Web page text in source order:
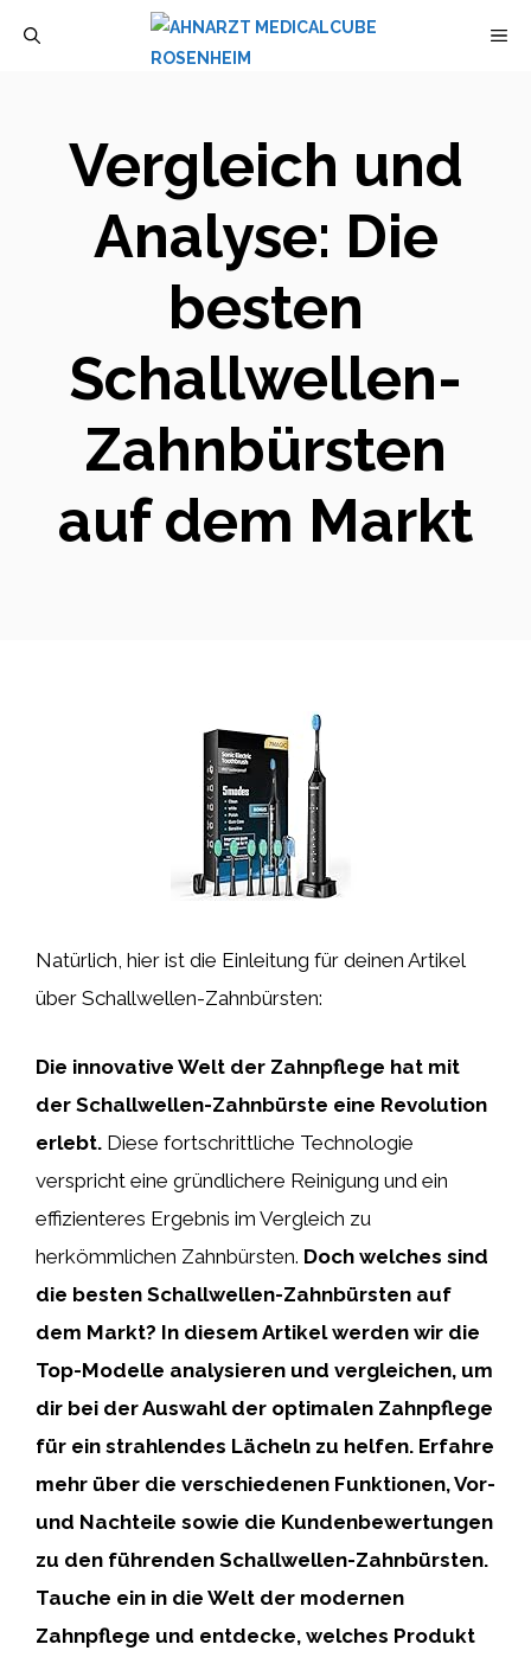
Vergleich und
Analyse: Die
besten
Schallwellen-
Zahnbürsten
auf dem Markt
Natürlich, hier ist die Einleitung für deinen Artikel
über Schallwellen-Zahnbürsten:
Die innovative Welt der Zahnpflege hat mit
der Schallwellen-Zahnbürste eine Revolution
erlebt. Diese fortschrittliche Technologie
verspricht eine gründlichere Reinigung und ein
effizienteres Ergebnis im Vergleich zu
herkömmlichen Zahnbürsten. Doch welches sind
die besten Schallwellen-Zahnbürsten auf
dem Markt? In diesem Artikel werden wir die
Top-Modelle analysieren und vergleichen, um
dir bei der Auswahl der optimalen Zahnpflege
für ein strahlendes Lächeln zu helfen. Erfahre
mehr über die verschiedenen Funktionen, Vor-
und Nachteile sowie die Kundenbewertungen
zu den führenden Schallwellen-Zahnbürsten.
Tauche ein in die Welt der modernen
Zahnpflege und entdecke, welches Produkt